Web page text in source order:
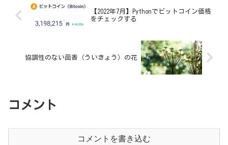
【2022年7月】Pythonでビットコイン価格
をチェックする
協調性のない茴香（ういきょう）の花
コメント
コメントを書き込む